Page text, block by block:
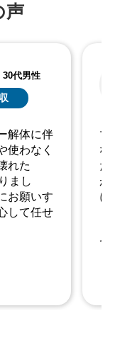
声
30代女性
け
使わなく
グ、壊れ
する必要
いちばん
速に対応
っかり広
が楽しみ
家族が
ドや使
おもち
た。不
ると、
ました